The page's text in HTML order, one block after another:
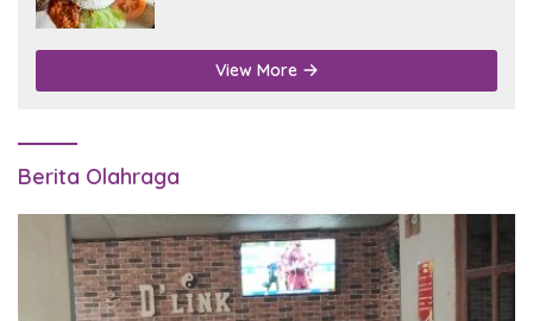
View More
Berita Olahraga